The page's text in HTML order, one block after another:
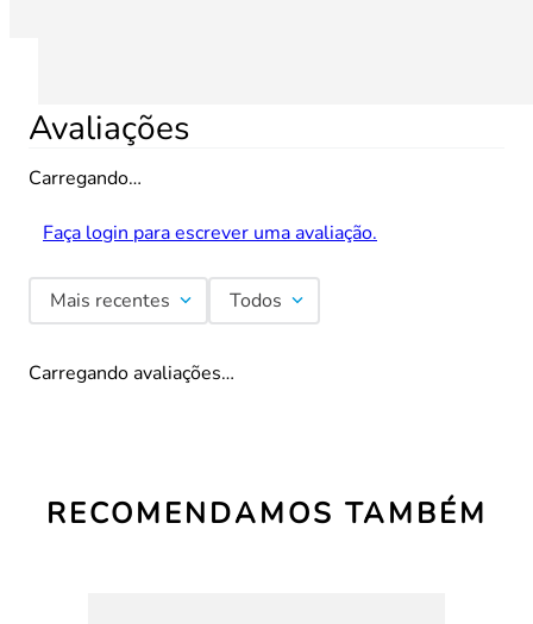
Avaliações
Carregando…
Faça login para escrever uma avaliação.
Mais recentes Todos
Carregando avaliações…
RECOMENDAMOS TAMBÉM